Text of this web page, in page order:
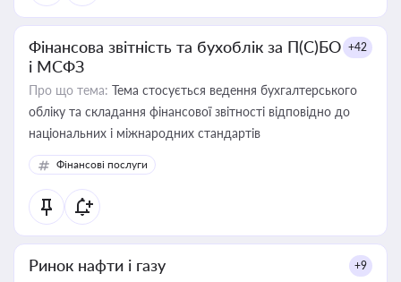
Фінансова звітність та бухоблік за П(С)БО
і МСФЗ
+42
Про що тема: Тема стосується ведення бухгалтерського
обліку та складання фінансової звітності відповідно до
національних і міжнародних стандартів
Фінансові послуги
Ринок нафти і газу +9